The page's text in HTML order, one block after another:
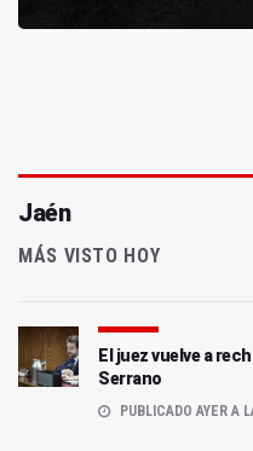
Jaén
MÁS VISTO HOY
El juez vuelve a
Serrano
PUBLICADO AYER A